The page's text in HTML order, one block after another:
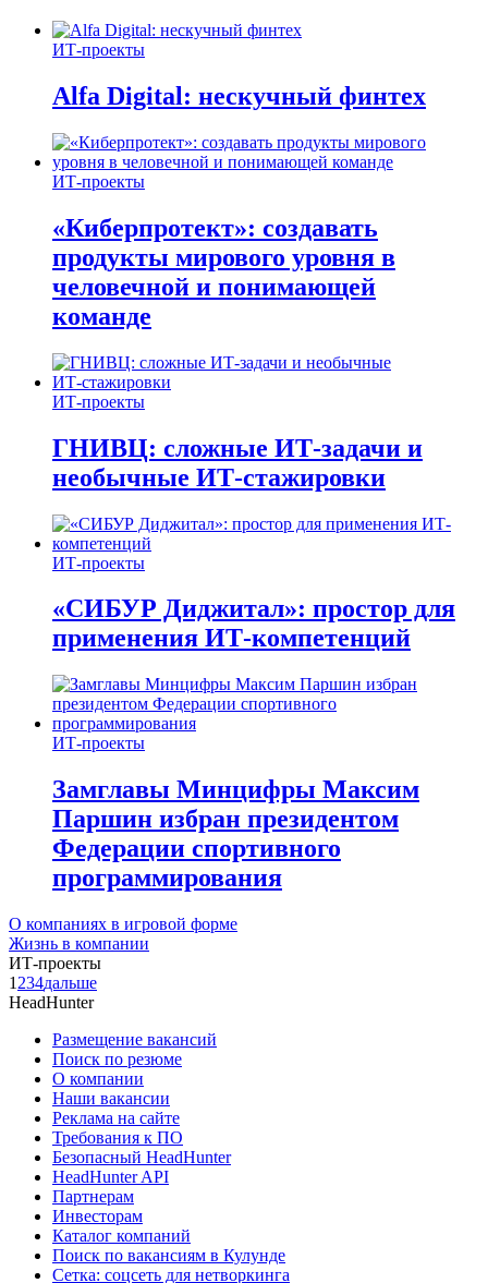
ИТ-проекты
Alfa Digital: нескучный финтех
ИТ-проекты
«Киберпротект»: создавать
продукты мирового уровня в
человечной и понимающей
команде
ИТ-проекты
ГНИВЦ: сложные ИТ‑задачи и
необычные ИТ‑стажировки
ИТ-проекты
«СИБУР Диджитал»: простор для
применения ИТ-компетенций
ИТ-проекты
Замглавы Минцифры Максим
Паршин избран президентом
Федерации спортивного
программирования
О компаниях в игровой форме
Жизнь в компании
ИТ-проекты
1 234дальше
HeadHunter
Размещение вакансий
Поиск по резюме
О компании
Наши вакансии
Реклама на сайте
Требования к ПО
Безопасный HeadHunter
HeadHunter API
Партнерам
Инвесторам
Каталог компаний
Поиск по вакансиям в Кулунде
Сетка: соцсеть для нетворкинга